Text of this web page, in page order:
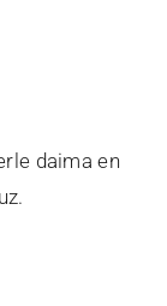
daima en